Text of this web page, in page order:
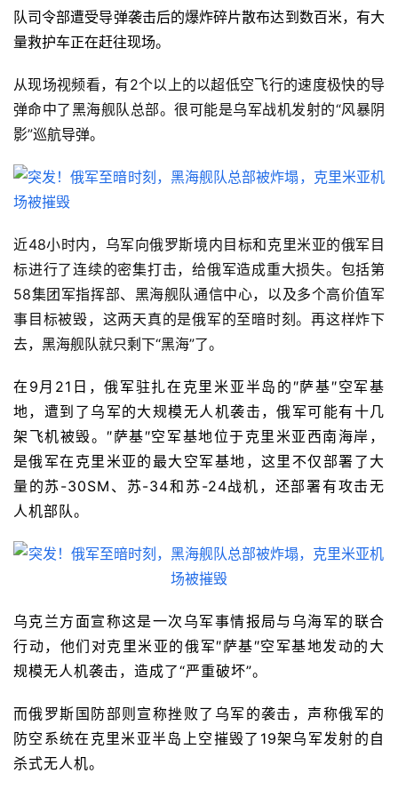
队司令部遭受导弹袭击后的爆炸碎片散布达到数百米，有大
量救护车正在赶往现场。
从现场视频看，有2个以上的以超低空飞行的速度极快的导
弹命中了黑海舰队总部。很可能是乌军战机发射的“风暴阴
影”巡航导弹。
近48小时内，乌军向俄罗斯境内目标和克里米亚的俄军目
标进行了连续的密集打击，给俄军造成重大损失。包括第
58集团军指挥部、黑海舰队通信中心，以及多个高价值军
事目标被毁，这两天真的是俄军的至暗时刻。再这样炸下
去，黑海舰队就只剩下“黑海”了。
在9月21日，俄军驻扎在克里米亚半岛的″萨基″空军基
地，遭到了乌军的大规模无人机袭击，俄军可能有十几
架飞机被毁。″萨基″空军基地位于克里米亚西南海岸，
是俄军在克里米亚的最大空军基地，这里不仅部署了大
量的苏-30SM、苏-34和苏-24战机，还部署有攻击无
人机部队。
乌克兰方面宣称这是一次乌军事情报局与乌海军的联合
行动，他们对克里米亚的俄军″萨基″空军基地发动的大
规模无人机袭击，造成了“严重破坏”。
而俄罗斯国防部则宣称挫败了乌军的袭击，声称俄军的
防空系统在克里米亚半岛上空摧毁了19架乌军发射的自
杀式无人机。